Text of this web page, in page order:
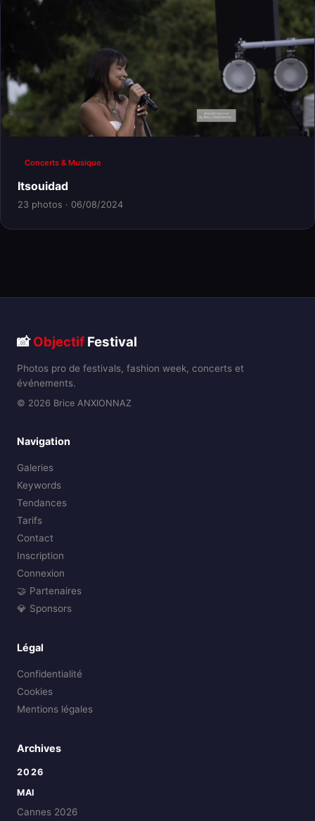
Concerts & Musique
Itsouidad
23 photos · 06/08/2024
📸Objectif Festival
Photos pro de festivals, fashion week, concerts et
événements.
© 2026 Brice ANXIONNAZ
Navigation
Galeries
Keywords
Tendances
Tarifs
Contact
Inscription
Connexion
🤝 Partenaires
💎 Sponsors
Légal
Confidentialité
Cookies
Mentions légales
Archives
2026
MAI
Cannes 2026